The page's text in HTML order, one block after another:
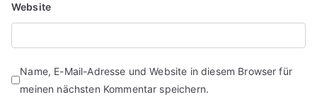
Website
Name, E-Mail-Adresse und Website in diesem Browser für
meinen nächsten Kommentar speichern.